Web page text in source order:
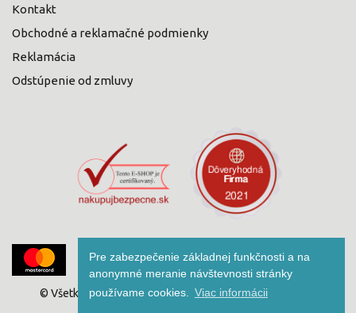
Pre zabezpečenie základnej funkčnosti a na
anonymné meranie návštevnosti stránky
používame cookies.
Viac informácii
Kontakt
Obchodné a reklamačné podmienky
Reklamácia
Odstúpenie od zmluvy
MasterCard
© Všetky práva vyhradené pre Human Nature, s.r.o. | Design by